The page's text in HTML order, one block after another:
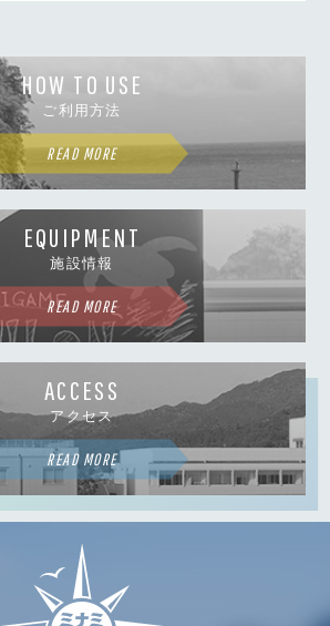
HOW TO USE
ご利用方法
READ MORE
EQUIPMENT
施設情報
READ MORE
ACCESS
アクセス
READ MORE